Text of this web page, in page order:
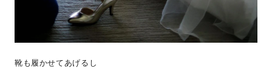
靴も履かせてあげるし